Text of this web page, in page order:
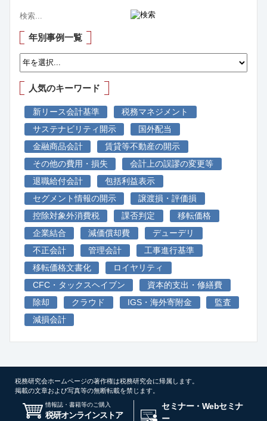
年別事例一覧
人気のキーワード
新リース会計基準
税務マネジメント
サステナビリティ開示
国外配当
金融商品会計
賃貸等不動産の開示
その他の費用・損失
会計上の誤謬の変更等
退職給付会計
包括利益表示
セグメント情報の開示
譲渡損・評価損
控除対象外消費税
課否判定
移転価格
企業結合
減価償却費
デューデリ
不正会計
管理会計
工事進行基準
移転価格文書化
ロイヤリティ
CFC・タックスヘイブン
資本的支出・修繕費
除却
クラウド IGS・海外寄附金
監査
減損会計
税務研究会ホームページの著作権は税務研究会に帰属します。
掲載の文章および写真等の無断転載を禁じます。
情報誌・書籍等のご購入
税研オンラインストア
セミナー・Webセミナ
ー